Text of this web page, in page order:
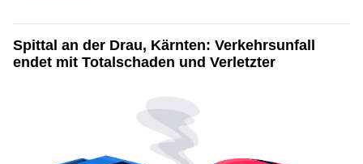
Spittal an der Drau, Kärnten: Verkehrsunfall
endet mit Totalschaden und Verletzter